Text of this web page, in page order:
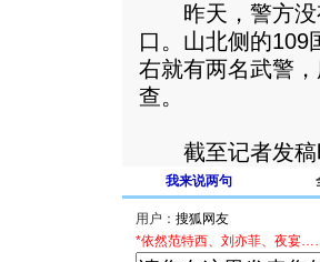
昨天，警方没
口。山北侧的109
右就有两名武警
查。
截至记者发稿
我来说两句
用户：
*依然范特西、刘亦菲、夜宴